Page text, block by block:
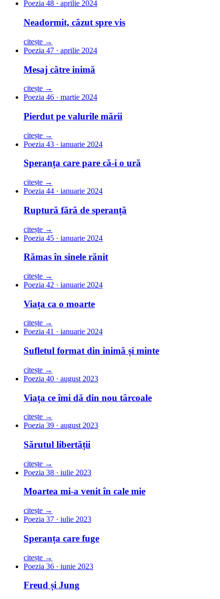
Poezia 48 · aprilie 2024
Neadormit, căzut spre vis
citește →
Poezia 47 · aprilie 2024
Mesaj către inimă
citește →
Poezia 46 · martie 2024
Pierdut pe valurile mării
citește →
Poezia 43 · ianuarie 2024
Speranța care pare că-i o ură
citește →
Poezia 44 · ianuarie 2024
Ruptură fără de speranță
citește →
Poezia 45 · ianuarie 2024
Rămas în sinele rănit
citește →
Poezia 42 · ianuarie 2024
Viața ca o moarte
citește →
Poezia 41 · ianuarie 2024
Sufletul format din inimă și minte
citește →
Poezia 40 · august 2023
Viața ce îmi dă din nou târcoale
citește →
Poezia 39 · august 2023
Sărutul libertății
citește →
Poezia 38 · iulie 2023
Moartea mi-a venit în cale mie
citește →
Poezia 37 · iulie 2023
Speranța care fuge
citește →
Poezia 36 · iunie 2023
Freud și Jung